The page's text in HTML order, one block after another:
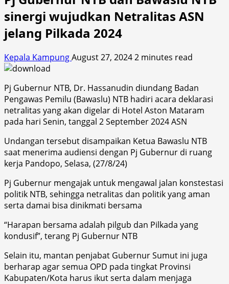
sinergi wujudkan Netralitas ASN
jelang Pilkada 2024
Kepala KampungAugust 27, 20242 minutes read
Pj Gubernur NTB, Dr. Hassanudin diundang Badan
Pengawas Pemilu (Bawaslu) NTB hadiri acara deklarasi
netralitas yang akan digelar di Hotel Aston Mataram
pada hari Senin, tanggal 2 September 2024 ASN
Undangan tersebut disampaikan Ketua Bawaslu NTB
saat menerima audiensi dengan Pj Gubernur di ruang
kerja Pandopo, Selasa, (27/8/24)
Pj Gubernur mengajak untuk mengawal jalan konstestasi
politik NTB, sehingga netralitas dan politik yang aman
serta damai bisa dinikmati bersama
“Harapan bersama adalah pilgub dan Pilkada yang
kondusif”, terang Pj Gubernur NTB
Selain itu, mantan penjabat Gubernur Sumut ini juga
berharap agar semua OPD pada tingkat Provinsi
Kabupaten/Kota harus ikut serta dalam menjaga